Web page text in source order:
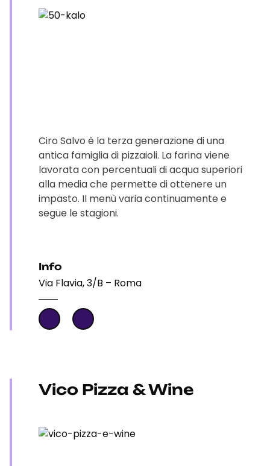
Ciro Salvo è la terza generazione di una
antica famiglia di pizzaioli. La farina viene
lavorata con percentuali di acqua superiori
alla media che permette di ottenere un
impasto. II menù varia continuamente e
segue le stagioni.
Info
Via Flavia, 3/B – Roma
Vico Pizza & Wine